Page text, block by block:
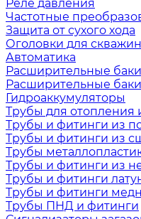
Реле давления
Частотные
Защита от сухого хода
Оголовки для скважин
Автоматика
Расширительные
Расширительные баки
Гидроаккумуляторы
Трубы для отопления
Трубы и фитинги из
Трубы и фитинги из
Трубы
Трубы и фитинги из
Трубы и фитинги
Трубы и фитинги
Трубы ПНД и фитинги